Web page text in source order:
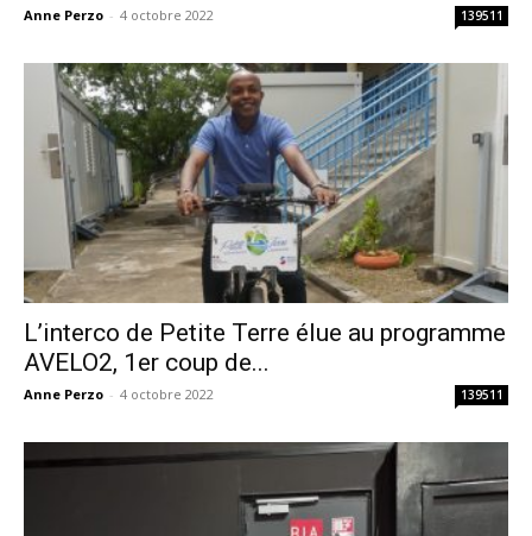
Anne Perzo - 4 octobre 2022 139511
L’interco de Petite Terre élue au programme
AVELO2, 1er coup de...
Anne Perzo - 4 octobre 2022 139511